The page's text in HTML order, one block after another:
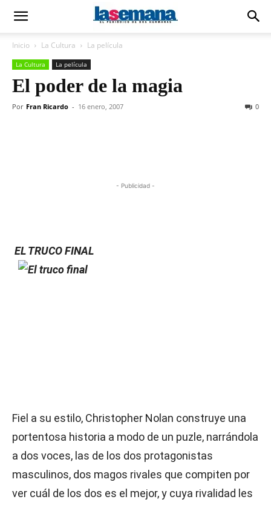
Inicio La Cultura La película
La Cultura La película
El poder de la magia
Por Fran Ricardo - 16 enero, 2007 0
- Publicidad -
EL TRUCO FINAL
Fiel a su estilo, Christopher Nolan construye una
portentosa historia a modo de un puzle, narrándola
a dos voces, las de los dos protagonistas
masculinos, dos magos rivales que compiten por
ver cuál de los dos es el mejor, y cuya rivalidad les